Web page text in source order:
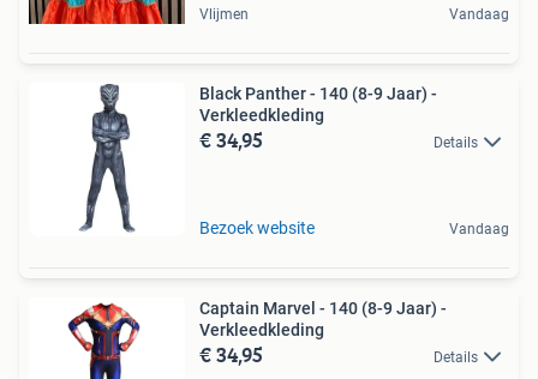
Vlijmen Vandaag
Black Panther - 140 (8-9 Jaar) -
Verkleedkleding
€ 34,95 Details
Bezoek website Vandaag
Captain Marvel - 140 (8-9 Jaar) -
Verkleedkleding
€ 34,95 Details